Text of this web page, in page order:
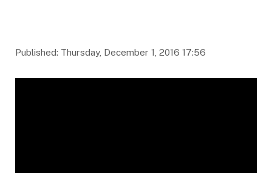
Published: Thursday, December 1, 2016 17:56